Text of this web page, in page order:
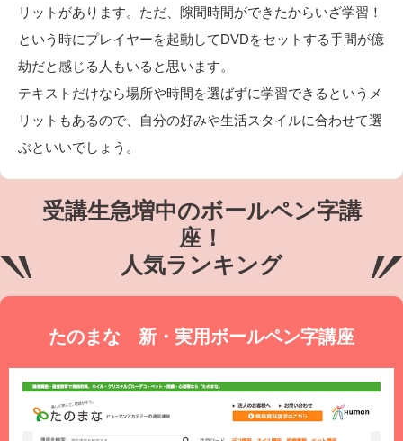
リットがあります。ただ、隙間時間ができたからいざ学習！
という時にプレイヤーを起動してDVDをセットする手間が億
劫だと感じる人もいると思います。
テキストだけなら場所や時間を選ばずに学習できるというメ
リットもあるので、自分の好みや生活スタイルに合わせて選
ぶといいでしょう。
受講生急増中のボールペン字講
座！
人気ランキング
たのまな 新・実用ボールペン字講座